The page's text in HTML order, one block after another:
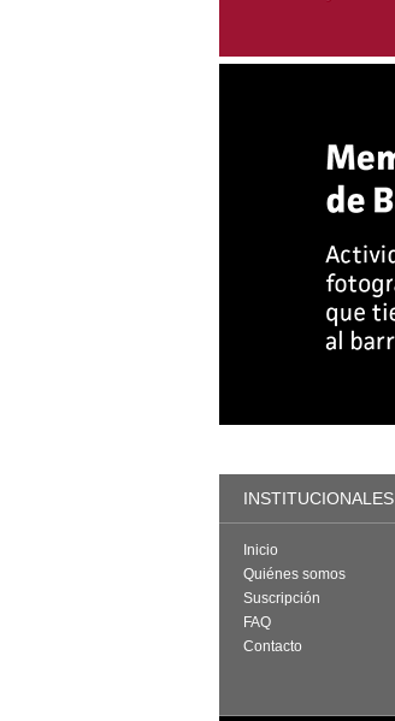
INSTITUCIONALES
Inicio
Quiénes somos
Suscripción
FAQ
Contacto